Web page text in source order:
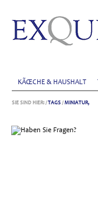
KÃŒCHE & HAUSHALT
SIE SIND HIER: /TAGS /MINIATUR,